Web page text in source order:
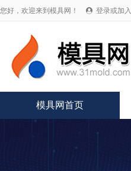
您好，欢迎来到模具网！  登录或加入
模具网首页